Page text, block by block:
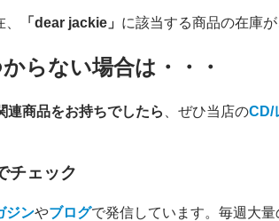
「dear jackie」 に該当する商品の在庫が
らない場合は・・・
連商品をお持ちでしたら 、ぜひ当店のCD/
チェック
ジンやブログで発信しています。毎週大